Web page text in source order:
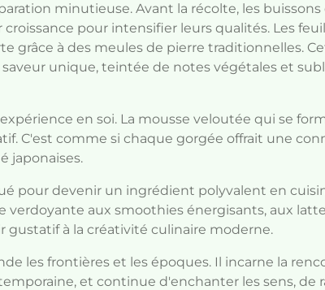
minutieuse. Avant la récolte, les
pour intensifier leurs qualités. Les
grâce à des meules de pierre traditionnelles.
unique, teintée de notes végétales et
en soi. La mousse veloutée qui se
C'est comme si chaque gorgée offrait une
japonaises.
pour devenir un ingrédient polyvalent en
aux smoothies énergisants, aux
gustatif à la créativité culinaire moderne.
les frontières et les époques. Il incarne la
et continue d'enchanter les sens, de